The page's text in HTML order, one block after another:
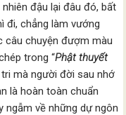
đậu lại đâu đó, bất
đi, chẳng làm vướng
câu chuyện đượm màu
trong “Phật thuyết
mà người đời sau nhớ
là hoàn toàn chuẩn
ngẫm về những dự ngôn